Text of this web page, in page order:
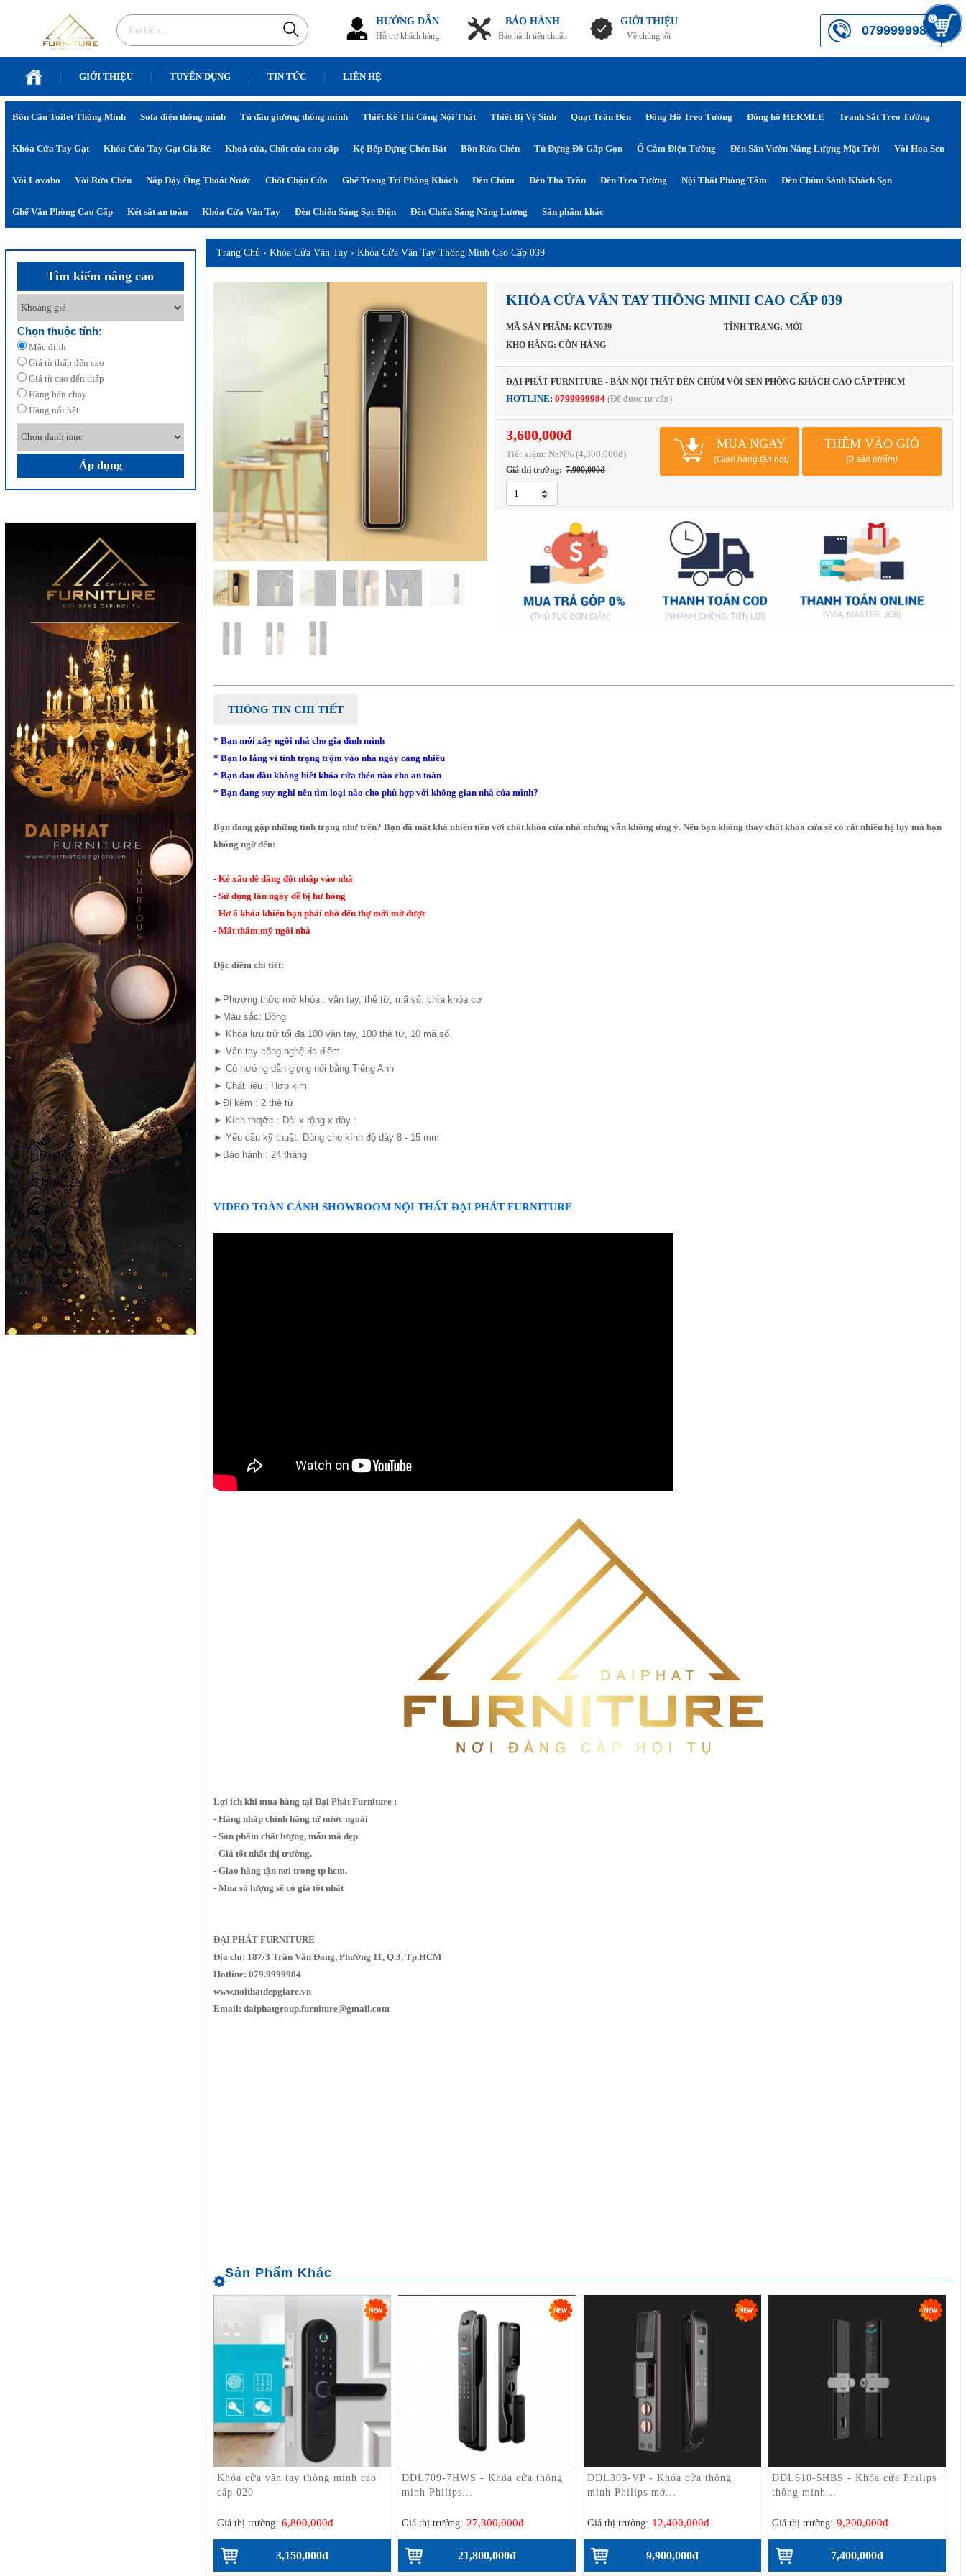
0
HƯỚNG DẪN
Hỗ trợ khách hàng
BẢO HÀNH
Bảo hành tiêu chuẩn
GIỚI THIỆU
Về chúng tôi 0799999984
GIỚI THIỆU TUYỂN DỤNG TIN TỨC LIÊN HỆ
Bồn Cầu Toilet Thông Minh Sofa điện thông minh Tủ đầu giường thông minh Thiết Kế Thi Công Nội Thất Thiết Bị Vệ Sinh Quạt Trần Đèn Đồng Hồ Treo Tường Đồng hồ HERMLE Tranh Sắt Treo Tường
Khóa Cửa Tay Gạt Khóa Cửa Tay Gạt Giá Rẻ Khoá cửa, Chốt cửa cao cấp Kệ Bếp Đựng Chén Bát Bồn Rửa Chén Tủ Đựng Đồ Gấp Gọn Ổ Cắm Điện Tường Đèn Sân Vườn Năng Lượng Mặt Trời Vòi Hoa Sen
Vòi Lavabo Vòi Rửa Chén Nắp Đậy Ống Thoát Nước Chốt Chặn Cửa Ghế Trang Trí Phòng Khách Đèn Chùm Đèn Thả Trần Đèn Treo Tường Nội Thất Phòng Tắm Đèn Chùm Sảnh Khách Sạn
Ghế Văn Phòng Cao Cấp Két sắt an toàn Khóa Cửa Vân Tay Đèn Chiếu Sáng Sạc Điện Đèn Chiếu Sáng Năng Lượng Sản phẩm khác
Tìm kiếm nâng cao
Chọn thuộc tính:
Mặc định
Giá từ thấp đến cao
Giá từ cao đến thấp
Hàng bán chạy
Hàng nổi bật
Áp dụng
Trang Chủ ›Khóa Cửa Vân Tay ›Khóa Cửa Vân Tay Thông Minh Cao Cấp 039
KHÓA CỬA VÂN TAY THÔNG MINH CAO CẤP 039
MÃ SẢN PHẨM: KCVT039
TÌNH TRẠNG: MỚI
KHO HÀNG: CÒN HÀNG
ĐẠI PHÁT FURNITURE - BÁN NỘI THẤT ĐÈN CHÙM VÒI SEN PHÒNG KHÁCH CAO CẤP TPHCM
HOTLINE:0799999984 (Để được tư vấn)
3,600,000đ
Tiết kiệm:NaN% (4,300,000đ)
Giá thị trường: 7,900,000đ
MUA NGAY
(Giao hàng tận nơi)
THÊM VÀO GIỎ
(0 sản phẩm)
THÔNG TIN CHI TIẾT
* Bạn mới xây ngôi nhà cho gia đình mình
* Bạn lo lắng vì tình trạng trộm vào nhà ngày càng nhiều
* Bạn đau đầu không biết khóa cửa théo nào cho an toàn
* Bạn đang suy nghĩ nên tìm loại nào cho phù hợp với không gian nhà của mình?
Bạn đang gặp những tình trạng như trên? Bạn đã mất khá nhiều tiền với chốt khóa cửa nhà nhưng vẫn không ưng ý. Nếu bạn không thay chốt khóa cửa sẽ có rất nhiều hệ lụy mà bạn
không ngờ đến:
- Kẻ xấu dễ dàng đột nhập vào nhà
- Sử dụng lâu ngày dễ bị hư hỏng
- Hơ ổ khóa khiến bạn phải nhờ đến thợ mới mở được
- Mất thẩm mỹ ngôi nhà
Đặc điểm chi tiết:
►Phương thức mở khóa : vân tay, thẻ từ, mã số, chìa khóa cơ
►Màu sắc: Đồng
► Khóa lưu trữ tối đa 100 vân tay, 100 thẻ từ, 10 mã số.
► Vân tay công nghệ đa điểm
► Có hướng dẫn giọng nói bằng Tiếng Anh
► Chất liệu : Hợp kim
►Đi kèm : 2 thẻ từ
► Kích thƣớc : Dài x rộng x dày :
► Yêu cầu kỹ thuật: Dùng cho kính độ dày 8 - 15 mm
►Bảo hành : 24 tháng
VIDEO TOÀN CẢNH SHOWROOM NỘI THẤT ĐẠI PHÁT FURNITURE
Lợi ích khi mua hàng tại Đại Phát Furniture :
- Hàng nhâp chính hãng từ nước ngoài
- Sản phẩm chất lượng, mẫu mã đẹp
- Giá tốt nhất thị trường.
- Giao hàng tận nơi trong tp hcm.
- Mua số lượng sẽ có giá tốt nhất
ĐẠI PHÁT FURNITURE
Địa chỉ: 187/3 Trần Văn Đang, Phường 11, Q.3, Tp.HCM
Hotline: 079.9999984
www.noithatdepgiare.vn
Email: daiphatgroup.furniture@gmail.com
Khóa cửa vân tay thông minh cao
cấp 020
Giá thị trường: 6,800,000đ
3,150,000đ
DDL709-7HWS - Khóa cửa thông
minh Philips...
Giá thị trường: 27,300,000đ
21,800,000đ
DDL303-VP - Khóa cửa thông
minh Philips mở...
Giá thị trường: 12,400,000đ
9,900,000đ
DDL610-5HBS - Khóa cửa Philips
thông minh...
Giá thị trường: 9,200,000đ
7,400,000đ